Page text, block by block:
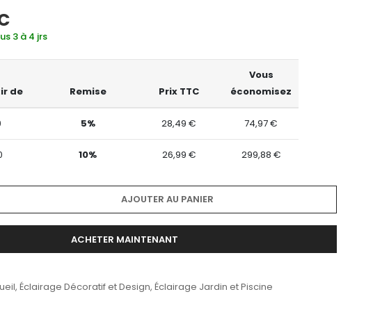
3 à 4 jrs
de Remise Prix TTC
Vous
économisez
5% 28,49 € 74,97 €
10% 26,99 € 299,88 €
AJOUTER AU PANIER
ACHETER MAINTENANT
, Éclairage Décoratif et Design, Éclairage Jardin et Piscine